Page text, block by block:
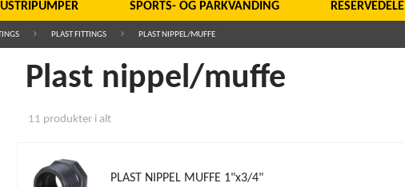
SPORTS- OG PARKVANDING RESERVEDELE
PLAST FITTINGS PLAST NIPPEL/MUFFE
Plast nippel/muffe
11 produkter i alt
PLAST NIPPEL MUFFE 1"x3/4"